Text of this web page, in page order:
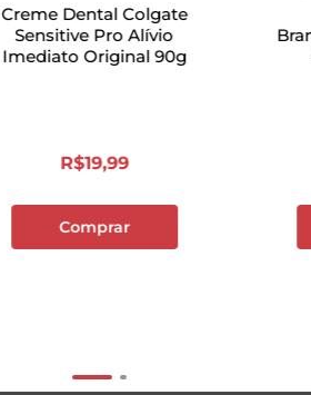
Creme Dental Colgate
Sensitive Pro Alívio
Imediato Original 90g
R$19,99
Comprar